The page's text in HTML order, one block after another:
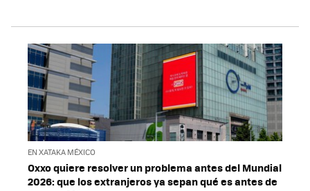
EN XATAKA MÉXICO
Oxxo quiere resolver un problema antes del Mundial
2026: que los extranjeros ya sepan qué es antes de